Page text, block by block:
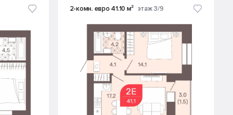
2-комн. евро 41.10 м² этаж 3/9